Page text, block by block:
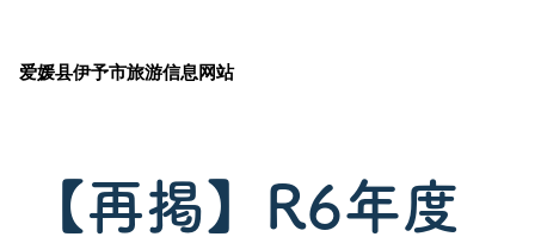
爱媛县伊予市旅游信息网站
【再掲】R6年度